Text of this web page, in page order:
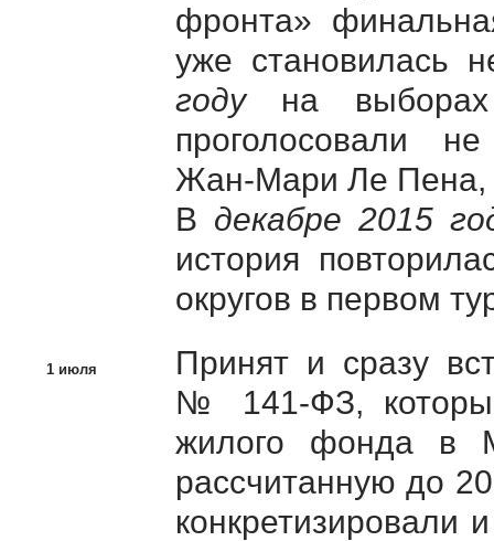
фронта»
уже становилась
годуна выборах
проголосовали
Жан-Мари Ле Пена,
В декабре 2015
история
округов в первом
1 июля
Принят и сразу
№ 141-ФЗ,
жилого фонда в
рассчитанную до
конкретизировали